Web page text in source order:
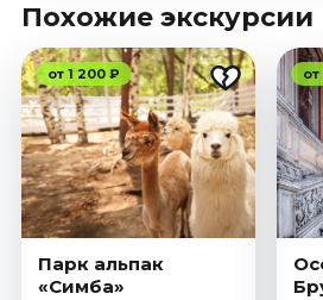
Похожие экскурсии
от 1 200 ₽
Парк альпак
«Симба»